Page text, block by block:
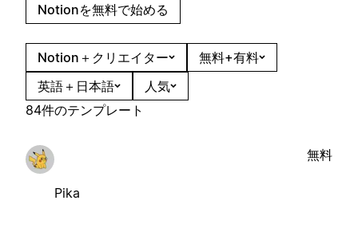
Notionを無料で始める
Notion＋クリエイター
無料+有料
英語＋日本語
人気
84件のテンプレート
Pika
無料